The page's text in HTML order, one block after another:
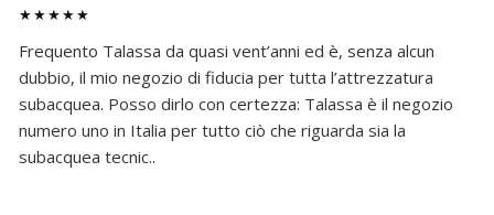
★★★★★
Frequento Talassa da quasi vent’anni ed è, senza alcun
dubbio, il mio negozio di fiducia per tutta l’attrezzatura
subacquea. Posso dirlo con certezza: Talassa è il negozio
numero uno in Italia per tutto ciò che riguarda sia la
subacquea tecnic..